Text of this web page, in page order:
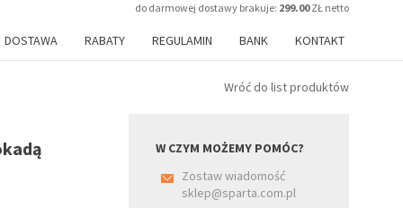
do darmowej dostawy brakuje: 299.00ZŁ netto
DOSTAWA RABATY REGULAMIN BANK KONTAKT
Wróć do list produktów
W CZYM MOŻEMY POMÓC?
Zostaw wiadomość
sklep@sparta.com.pl